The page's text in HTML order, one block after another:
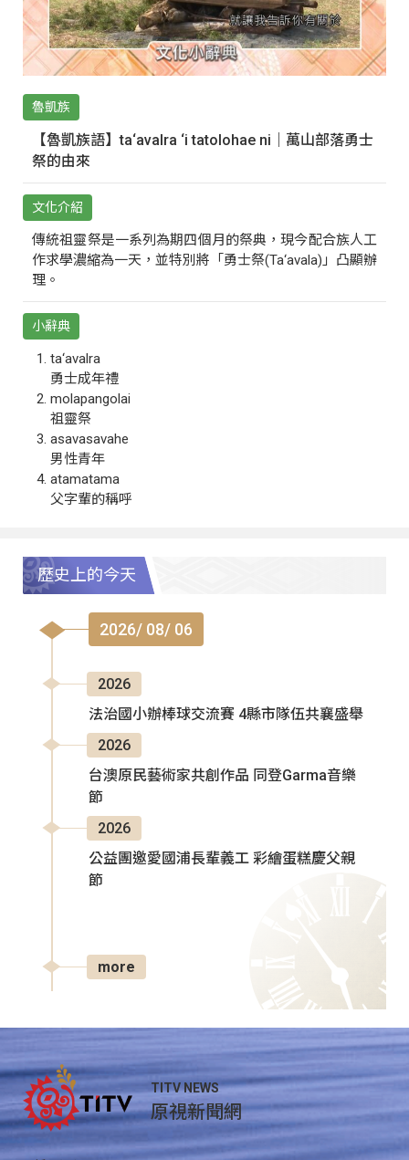
魯凱族
【魯凱族語】ta‘avalra ‘i tatolohae ni｜萬山部落勇士
祭的由來
文化介紹
傳統祖靈祭是一系列為期四個月的祭典，現今配合族人工
作求學濃縮為一天，並特別將「勇士祭(Ta‘avala)」凸顯辦
理。
小辭典
ta‘avalra
勇士成年禮
molapangolai
祖靈祭
asavasavahe
男性青年
atamatama
父字輩的稱呼
歷史上的今天
2026/ 08/ 06
2026
法治國小辦棒球交流賽 4縣市隊伍共襄盛舉
2026
台澳原民藝術家共創作品 同登Garma音樂
節
2026
公益團邀愛國浦長輩義工 彩繪蛋糕慶父親
節
more
TITV NEWS
原視新聞網